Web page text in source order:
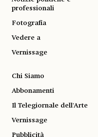
professionali
Fotografia
Vedere a
Vernissage
Chi Siamo
Abbonamenti
Il Telegiornale dell'Arte
Vernissage
Pubblicità